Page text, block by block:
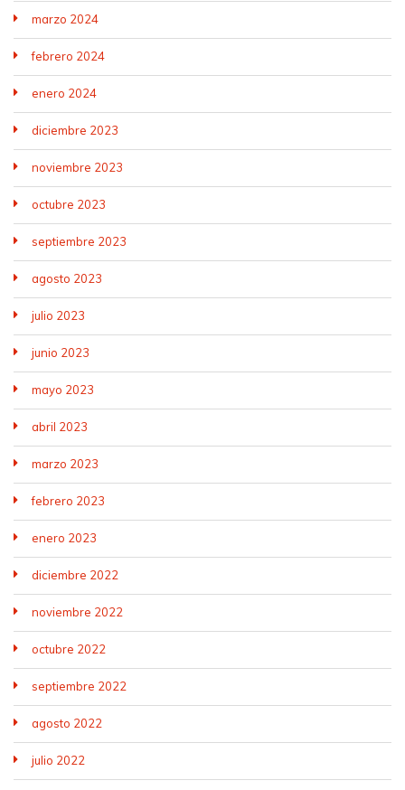
marzo 2024
febrero 2024
enero 2024
diciembre 2023
noviembre 2023
octubre 2023
septiembre 2023
agosto 2023
julio 2023
junio 2023
mayo 2023
abril 2023
marzo 2023
febrero 2023
enero 2023
diciembre 2022
noviembre 2022
octubre 2022
septiembre 2022
agosto 2022
julio 2022